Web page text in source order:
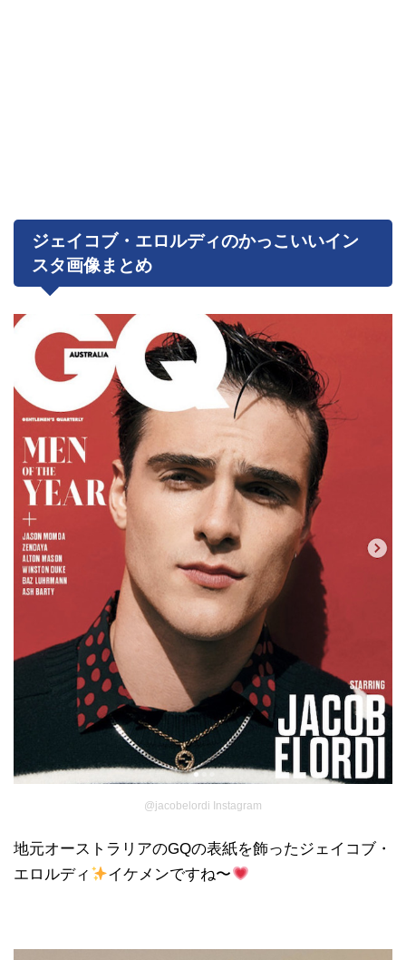
ジェイコブ・エロルディのかっこいいイン
スタ画像まとめ
@jacobelordi Instagram
地元オーストラリアのGQの表紙を飾ったジェイコブ・
エロルディ
イケメンですね〜